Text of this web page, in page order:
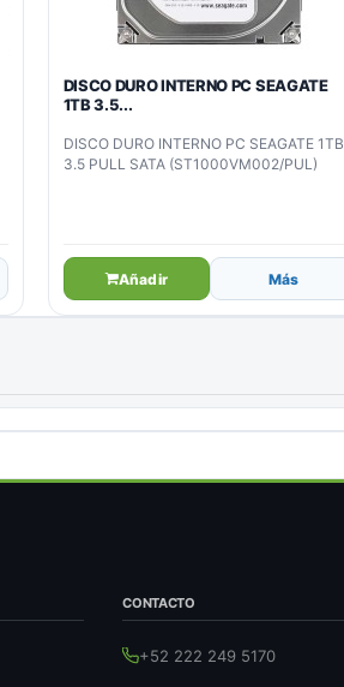
DISCO DURO INTERNO PC SEAGATE
1TB 3.5...
DISCO DURO INTERNO PC SEAGATE 1TB
3.5 PULL SATA (ST1000VM002/PUL)
Añadir Más
CONTACTO
+52 222 249 5170